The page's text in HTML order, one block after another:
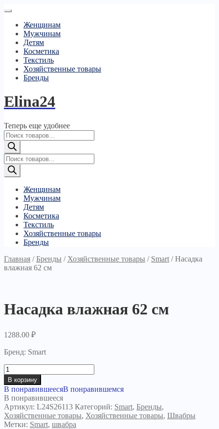
Женщинам
Мужчинам
Детям
Косметика
Текстиль
Хозяйственные товары
Бренды
Elina24
Теперь еще удобнее
Поиск
товаров
Поиск
товаров
Женщинам
Мужчинам
Детям
Косметика
Текстиль
Хозяйственные товары
Бренды
Главная /Бренды / Хозяйственные товары / Smart /Насадка
влажная 62 см
Насадка влажная 62 см
1288.00 ₽
Бренд: Smart
Количество
товара
Насадка
влажная
62
см
В корзину
В понравившеесяВ понравившемся
В понравившееся
Артикул: L24S26113 Категорий: Smart, Бренды,
Хозяйственные товары, Хозяйственные товары, Швабры
Метки: Smart, швабра